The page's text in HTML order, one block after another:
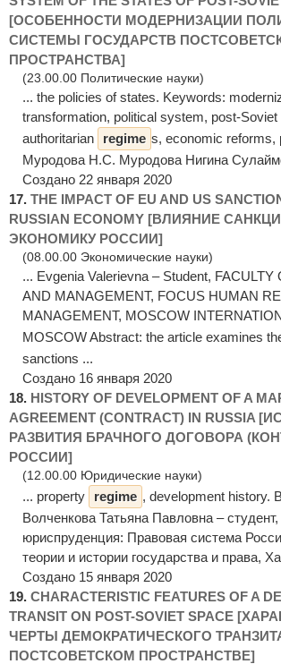
[ОСОБЕННОСТИ МОДЕРНИЗАЦИИ
СИСТЕМЫ ГОСУДАРСТВ
ПРОСТРАНСТВА]
(23.00.00 Политические науки)
... the policies of states. Keywords:
transformation, political system, post-Soviet
authoritarian
regime s, economic reforms,
Муродова Н.С. Муродова Нигина
Создано 22 января 2020
17. THE IMPACT OF EU AND US
RUSSIAN ECONOMY [ВЛИЯНИЕ
ЭКОНОМИКУ РОССИИ]
(08.00.00 Экономические науки)
... Evgenia Valerievna – Student,
AND MANAGEMENT, FOCUS HUMAN
MANAGEMENT, MOSCOW
MOSCOW Abstract: the article examines
sanctions ...
Создано 16 января 2020
18. HISTORY OF DEVELOPMENT OF A
AGREEMENT (CONTRACT) IN RUSSIA
РАЗВИТИЯ БРАЧНОГО ДОГОВОРА
РОССИИ]
(12.00.00 Юридические науки)
... property regime , development history.
Волченкова Татьяна Павловна –
юриспруденция: Правовая система
теории и истории государства и права,
Создано 15 января 2020
19. CHARACTERISTIC FEATURES OF A
TRANSIT ON POST-SOVIET SPACE
ЧЕРТЫ ДЕМОКРАТИЧЕСКОГО
ПОСТСОВЕТСКОМ ПРОСТРАНСТВЕ]